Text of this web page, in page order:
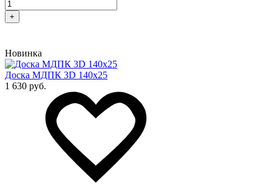
+
Новинка
Доска МДПК 3D 140x25
1 630 руб.